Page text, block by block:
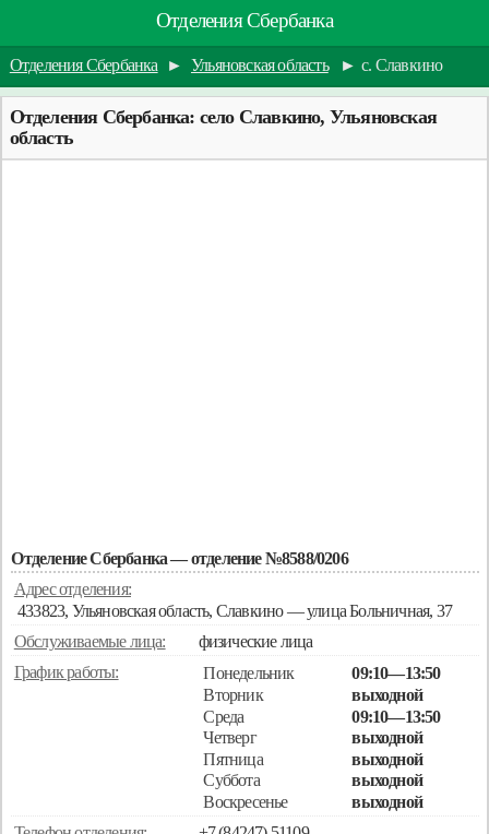
Отделения Сбербанка
Отделения Сбербанка ► Ульяновская область ► с. Славкино
Отделения Сбербанка: село Славкино, Ульяновская
область
Отделение Сбербанка — отделение №8588/0206
Адрес отделения:
433823, Ульяновская область, Славкино — улица Больничная, 37
Обслуживаемые лица:
физические лица
График работы:
Понедельник
09:10—13:50
Вторник
выходной
Среда
09:10—13:50
Четверг
выходной
Пятница
выходной
Суббота
выходной
Воскресенье
выходной